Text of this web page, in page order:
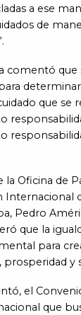
a ese
de
comentó
que se
la Oficina de
Internacional
Pedro
que la
para
prosperidad y
el
que